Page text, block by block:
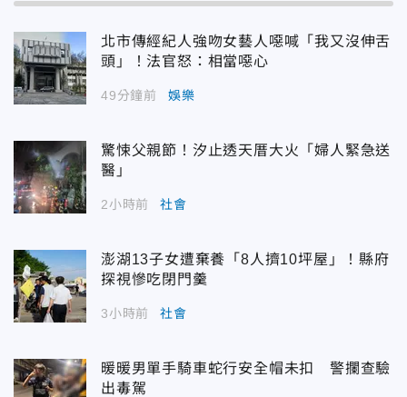
北市傳經紀人強吻女藝人噁喊「我又沒伸舌
頭」！法官怒：相當噁心
49分鐘前 娛樂
驚悚父親節！汐止透天厝大火「婦人緊急送
醫」
2小時前 社會
澎湖13子女遭棄養「8人擠10坪屋」！縣府
探視慘吃閉門羹
3小時前 社會
暖暖男單手騎車蛇行安全帽未扣 警攔查驗
出毒駕